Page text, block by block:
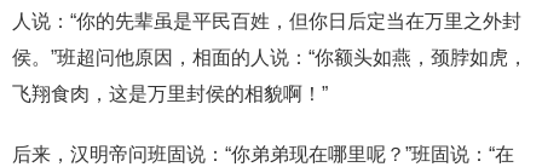
人说：“你的先辈虽是平民百姓，但你日后定当在万里之外封
侯。”班超问他原因，相面的人说：“你额头如燕，颈脖如虎，
飞翔食肉，这是万里封侯的相貌啊！”
后来，汉明帝问班固说：“你弟弟现在哪里呢？”班固说：“在